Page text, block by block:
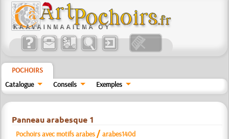
POCHOIRS
Catalogue
Conseils Exemples
Panneau arabesque 1
Pochoirs avec motifs arabes /arabes140d